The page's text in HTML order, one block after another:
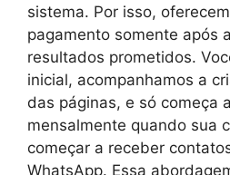
sistema. Por isso,
pagamento somente após
resultados prometidos.
inicial, acompanhamos a
das páginas, e só começa
mensalmente quando sua
começar a receber
WhatsApp. Essa